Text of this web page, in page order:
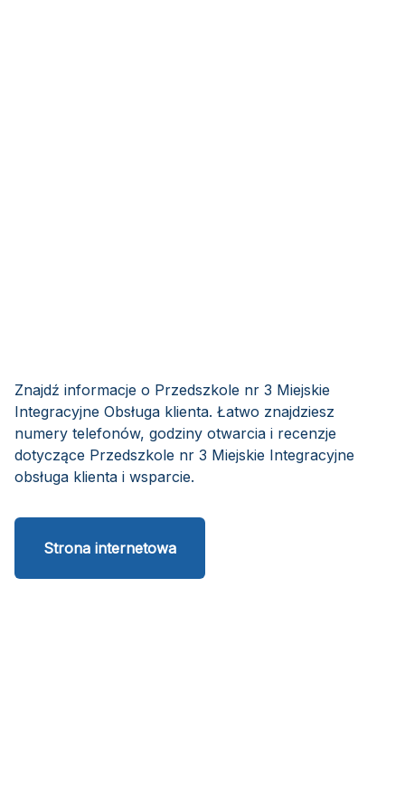
Znajdź informacje o Przedszkole nr 3 Miejskie
Integracyjne Obsługa klienta. Łatwo znajdziesz
numery telefonów, godziny otwarcia i recenzje
dotyczące Przedszkole nr 3 Miejskie Integracyjne
obsługa klienta i wsparcie.
Strona internetowa